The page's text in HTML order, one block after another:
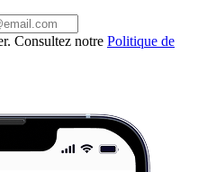
Consultez notre Politique de